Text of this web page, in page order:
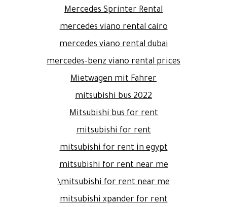
Mercedes Sprinter Rental
mercedes viano rental cairo
mercedes viano rental dubai
mercedes-benz viano rental prices
Mietwagen mit Fahrer
mitsubishi bus 2022
Mitsubishi bus for rent
mitsubishi for rent
mitsubishi for rent in egypt
mitsubishi for rent near me
mitsubishi for rent near me\
mitsubishi xpander for rent